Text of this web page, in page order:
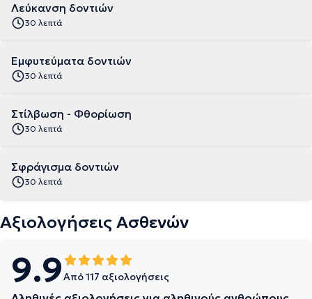
Λεύκανση δοντιών
30 λεπτά
Εμφυτεύματα δοντιών
30 λεπτά
Στίλβωση - Φθορίωση
30 λεπτά
Σφράγισμα δοντιών
30 λεπτά
Αξιολογήσεις Ασθενών
9.9Από 117 αξιολογήσεις